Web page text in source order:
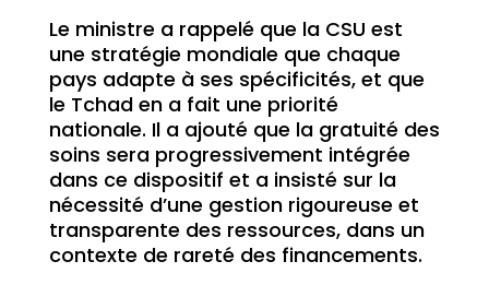
Le ministre a rappelé que la CSU est
une stratégie mondiale que chaque
pays adapte à ses spécificités, et que
le Tchad en a fait une priorité
nationale. Il a ajouté que la gratuité des
soins sera progressivement intégrée
dans ce dispositif et a insisté sur la
nécessité d’une gestion rigoureuse et
transparente des ressources, dans un
contexte de rareté des financements.